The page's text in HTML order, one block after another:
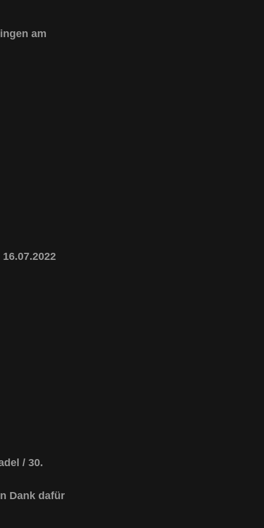
am
/ 30.
Dank dafür